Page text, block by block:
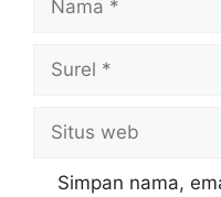
web
Simpan nama,